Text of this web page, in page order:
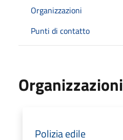
Organizzazioni
Punti di contatto
Organizzazioni
Polizia edile